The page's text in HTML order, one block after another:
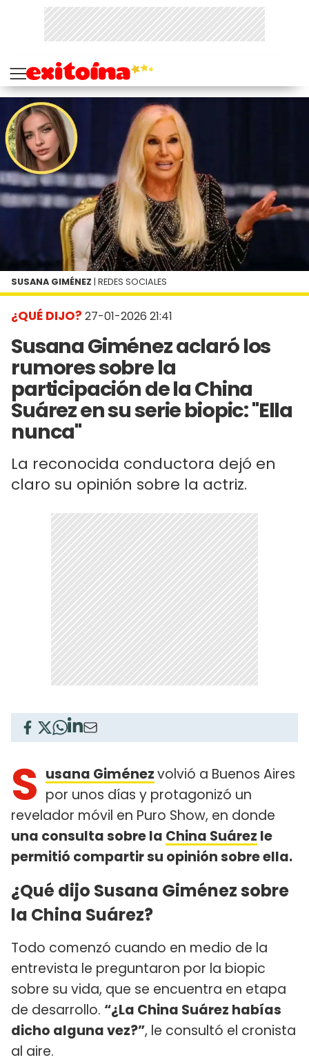
¿QUÉ DIJO? 27-01-2026 21:41
Susana Giménez aclaró los
rumores sobre la
participación de la China
Suárez en su serie biopic: "Ella
nunca"
La reconocida conductora dejó en
claro su opinión sobre la actriz.
SUSANA GIMÉNEZ | REDES SOCIALES
S usana Giménezvolvió a Buenos Aires
por unos días y protagonizó un
revelador móvil en Puro Show, en donde
una consulta sobre la China Suárez le
permitió compartir su opinión sobre ella.
¿Qué dijo Susana Giménez sobre
la China Suárez?
Todo comenzó cuando en medio de la
entrevista le preguntaron por la biopic
sobre su vida, que se encuentra en etapa
de desarrollo. “¿La China Suárez habías
dicho alguna vez?”, le consultó el cronista
al aire.